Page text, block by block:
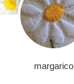
margarico